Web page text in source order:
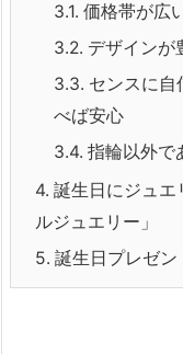
3.1. 価格帯が広
3.2. デザインが
3.3. センスに自
べば安心
3.4. 指輪以外で
4. 誕生日にジュエ
ルジュエリー」
5. 誕生日プレゼ